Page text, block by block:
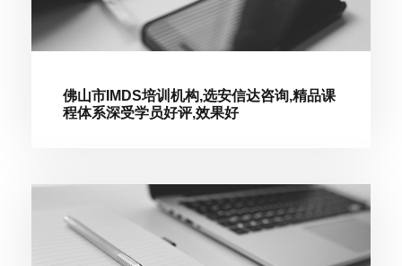
佛山市IMDS培训机构,选安信达咨询,精品课
程体系深受学员好评,效果好